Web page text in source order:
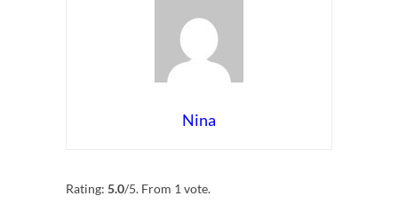
Nina
Rating: 5.0/5. From 1 vote.